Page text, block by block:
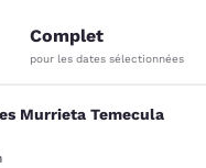
Complet
pour les dates sélectionnées
Murrieta
Murrieta Temecula